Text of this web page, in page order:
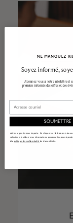
NE MANQUEZ
Soyez informé,
Abonnez-vous à notre infolettre et
premiers informés des offres et des
SOUMETTRE
Votre vie privée nous importe. En cliquant sur le bouton ci-
collecter et à utiliser mes informations personnelles pour
à lapolitique de confidentialité de Maison Birks.